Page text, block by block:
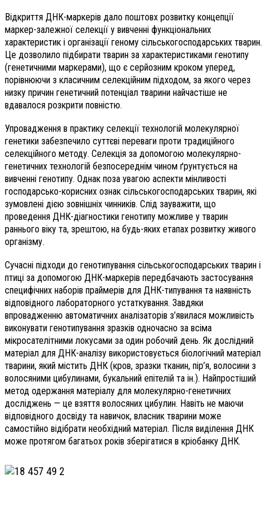
Відкриття ДНК-маркерів дало поштовх розвитку концепції
маркер-залежної селекції у вивченні функціональних
характеристик і організації геному сільськогосподарських тварин.
Це дозволило підбирати тварин за характеристиками генотипу
(генетичними маркерами), що є серйозним кроком уперед,
порівнюючи з класичним селекційним підходом, за якого через
низку причин генетичний потенціал тварини найчастіше не
вдавалося розкрити повністю.
Упровадження в практику селекції технологій молекулярної
генетики забезпечило суттєві переваги проти традиційного
селекційного методу. Селекція за допомогою молекулярно-
генетичних технологій безпосереднім чином ґрунтується на
вивченні генотипу. Однак поза увагою аспекти мінливості
господарсько-корисних ознак сільськогосподарських тварин, які
зумовлені дією зовнішніх чинників. Слід зауважити, що
проведення ДНК-діагностики генотипу можливе у тварин
раннього віку та, зрештою, на будь-яких етапах розвитку живого
організму.
Сучасні підходи до генотипування сільськогосподарських тварин і
птиці за допомогою ДНК-маркерів передбачають застосування
специфічних наборів праймерів для ДНК-типування та наявність
відповідного лабораторного устаткування. Завдяки
впровадженню автоматичних аналізаторів з’явилася можливість
виконувати генотипування зразків одночасно за всіма
мікросателітними локусами за один робочий день. Як дослідний
матеріал для ДНК-аналізу використовується біологічний матеріал
тварини, який містить ДНК (кров, зразки тканин, пір’я, волосини з
волосяними цибулинами, букальний епітелій та ін.). Найпростіший
метод одержання матеріалу для молекулярно-генетичних
досліджень — це взяття волосяних цибулин. Навіть не маючи
відповідного досвіду та навичок, власник тварини може
самостійно відібрати необхідний матеріал. Після виділення ДНК
може протягом багатьох років зберігатися в кріобанку ДНК.